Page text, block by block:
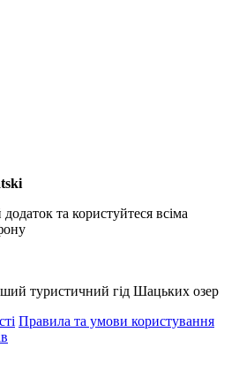
та користуйтеся всіма
туристичний гід Шацьких озер
Правила та умови користування